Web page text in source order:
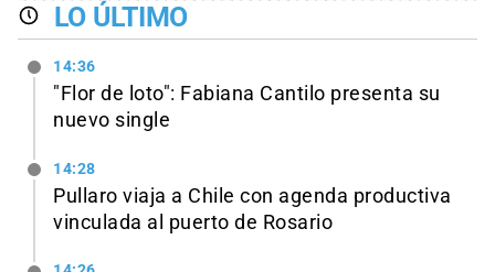
LO ÚLTIMO
14:36
"Flor de loto": Fabiana Cantilo presenta su
nuevo single
14:28
Pullaro viaja a Chile con agenda productiva
vinculada al puerto de Rosario